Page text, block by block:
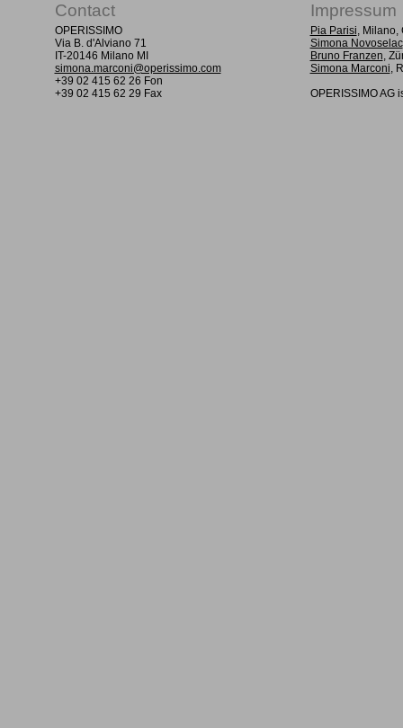
Contact Impressum
OPERISSIMO
Via B. d'Alviano 71
IT-20146 Milano MI
simona.marconi@operissimo.com
+39 02 415 62 26 Fon
+39 02 415 62 29 Fax
Pia Parisi, Milano,
Simona Novoselac
Bruno Franzen,
Simona Marconi,
OPERISSIMO AG